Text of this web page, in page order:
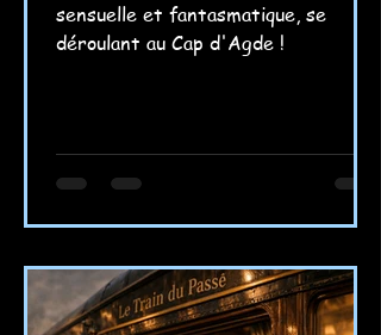
sensuelle et fantasmatique, se
déroulant au Cap d'Agde !